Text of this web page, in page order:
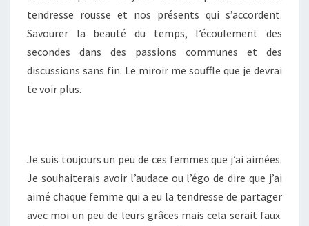
tendresse rousse et nos présents qui s’accordent.
Savourer la beauté du temps, l’écoulement des
secondes dans des passions communes et des
discussions sans fin. Le miroir me souffle que je devrai
te voir plus.
Je suis toujours un peu de ces femmes que j’ai aimées.
Je souhaiterais avoir l’audace ou l’égo de dire que j’ai
aimé chaque femme qui a eu la tendresse de partager
avec moi un peu de leurs grâces mais cela serait faux.